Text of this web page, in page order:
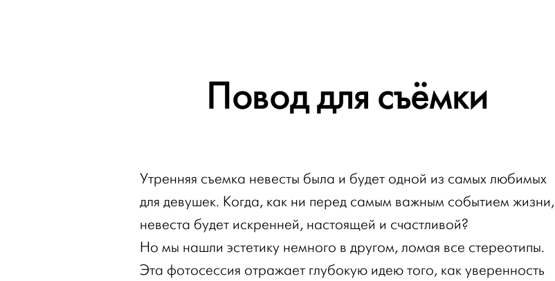
Повод для съёмки
Утренняя съемка невесты была и будет одной из самых любимых
для девушек. Когда, как ни перед самым важным событием жизни,
невеста будет искренней, настоящей и счастливой?
Но мы нашли эстетику немного в другом, ломая все стереотипы.
Эта фотосессия отражает глубокую идею того, как уверенность